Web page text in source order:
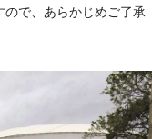
で、あらかじめご了承